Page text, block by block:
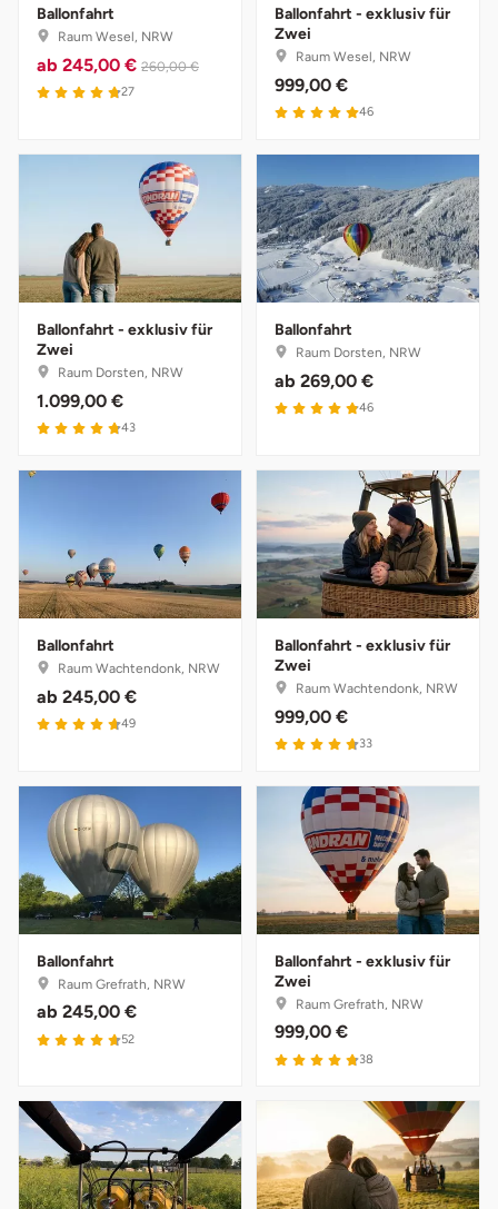
Ballonfahrt
Raum Wesel, NRW
ab 245,00 € 260,00 €
4.8 von 5
27
Ballonfahrt - exklusiv für
Zwei
Raum Wesel, NRW
999,00 €
5 von 5
46
Ballonfahrt - exklusiv für
Zwei
Raum Dorsten, NRW
1.099,00 €
4.8 von 5
43
Ballonfahrt
Raum Dorsten, NRW
ab 269,00 €
4.9 von 5
46
Ballonfahrt
Raum Wachtendonk, NRW
ab 245,00 €
4.7 von 5
49
Ballonfahrt - exklusiv für
Zwei
Raum Wachtendonk, NRW
999,00 €
4.7 von 5
33
Ballonfahrt
Raum Grefrath, NRW
ab 245,00 €
4.7 von 5
52
Ballonfahrt - exklusiv für
Zwei
Raum Grefrath, NRW
999,00 €
4.8 von 5
38